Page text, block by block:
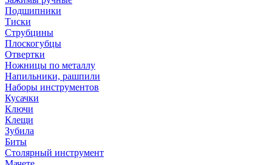
Подшипники
Тиски
Струбцины
Плоскогубцы
Отвертки
Ножницы по металлу
Напильники, рашпили
Наборы инструментов
Кусачки
Ключи
Клещи
Зубила
Биты
Столярный инструмент